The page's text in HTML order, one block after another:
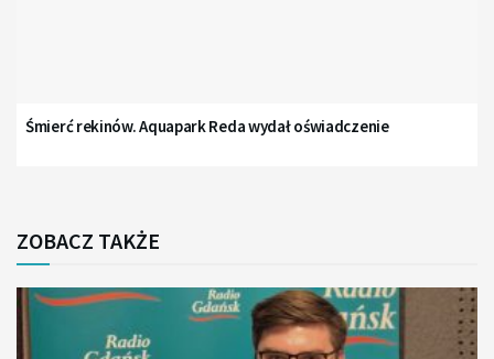
Śmierć rekinów. Aquapark Reda wydał oświadczenie
ZOBACZ TAKŻE